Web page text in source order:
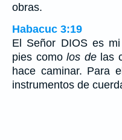
obras.
Habacuc 3:19
El Señor DIOS es
pies comolos delas
hace caminar. Para
instrumentos de